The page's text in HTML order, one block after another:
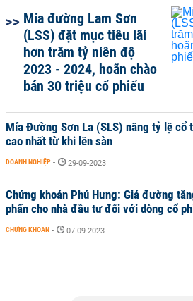
Mía đường Lam Sơn
(LSS) đặt mục tiêu lãi
hơn trăm tỷ niên độ
2023 - 2024, hoãn chào
bán 30 triệu cổ phiếu
Mía Đường Sơn La (SLS) nâng tỷ lệ cổ
cao nhất từ khi lên sàn
DOANH NGHIỆP - 29-09-2023
Chứng khoán Phú Hưng: Giá đường
phấn cho nhà đầu tư đối với dòng cổ
CHỨNG KHOÁN - 07-09-2023